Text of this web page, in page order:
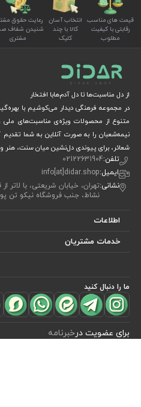
مشاهده
قیمت های مناسب
رقابتی با کیفیت
مطلوب
انتخاب آسان
کالا با چند
کلیک
رعایت حقوق
شنیدن شفاف
مشتری
از دل مناسبت‌ها تا دل آدم‌هابا افتخار
در مجموعه فرهنگی دیدار می‌کوشیم با
متنوع از محصولات ویژه‌ی مناسبت‌های
نیمه‌شعبان را به صورت آنلاین به شما تقدیم
شعائر، برای پیوندی دل‌نشین میان سنت، هنر و
تلفن:02122631904
ایمیل:info[at]didar.shop
نشانی:تهران، خیابان شریعتی، با لاتر
نشاط، جنب فروشگاه نیکو تن پوش، پلاک
اطلاعات
خدمات مشتریان
ما را دنبال کنید
برای عضویت درخبرنامه